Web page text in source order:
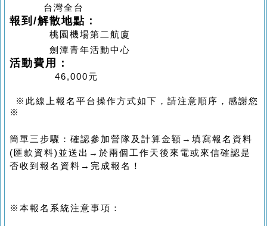
台灣全台
報到/解散地點：
桃園機場第二航廈
劍潭青年活動中心
活動費用：
46,000元
※此線上報名平台操作方式如下，請注意順序，感謝您
※
簡單三步驟：確認參加營隊及計算金額→填寫報名資料
( 匯款資料) 並送出→於兩個工作天後來電或來信確認是
否收到報名資料→完成報名！
※本報名系統注意事項：